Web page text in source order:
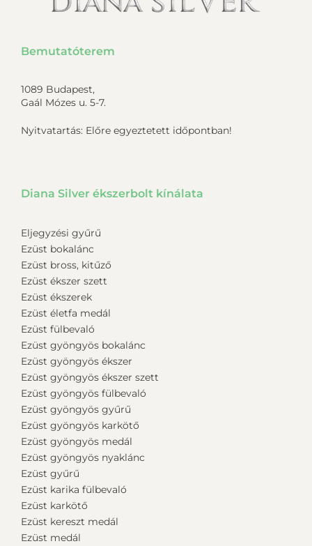
Bemutatóterem
1089 Budapest,
Gaál Mózes u. 5-7.
Nyitvatartás: Előre egyeztetett időpontban!
Diana Silver ékszerbolt kínálata
Eljegyzési gyűrű
Ezüst bokalánc
Ezüst bross, kitűző
Ezüst ékszer szett
Ezüst ékszerek
Ezüst életfa medál
Ezüst fülbevaló
Ezüst gyöngyös bokalánc
Ezüst gyöngyös ékszer
Ezüst gyöngyös ékszer szett
Ezüst gyöngyös fülbevaló
Ezüst gyöngyös gyűrű
Ezüst gyöngyös karkötő
Ezüst gyöngyös medál
Ezüst gyöngyös nyaklánc
Ezüst gyűrű
Ezüst karika fülbevaló
Ezüst karkötő
Ezüst kereszt medál
Ezüst medál